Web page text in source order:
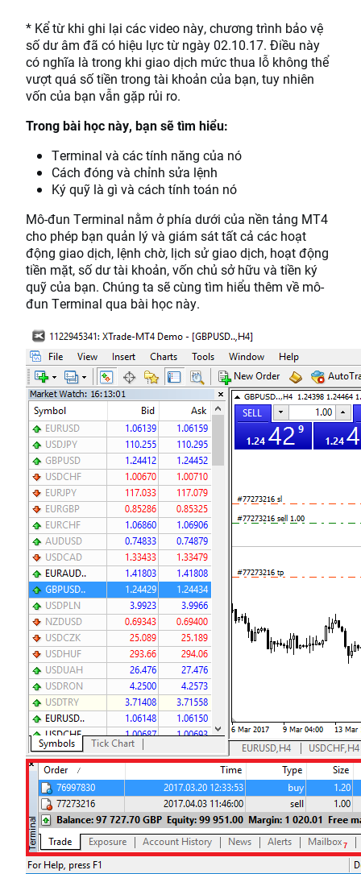
* Kể từ khi ghi lại các video này, chương trình bảo vệ
số dư âm đã có hiệu lực từ ngày 02.10.17. Điều này
có nghĩa là trong khi giao dịch mức thua lỗ không thể
vượt quá số tiền trong tài khoản của bạn, tuy nhiên
vốn của bạn vẫn gặp rủi ro.
Trong bài học này, bạn sẽ tìm hiểu:
Terminal và các tính năng của nó
Cách đóng và chỉnh sửa lệnh
Ký quỹ là gì và cách tính toán nó
Mô-đun Terminal nằm ở phía dưới của nền tảng MT4
cho phép bạn quản lý và giám sát tất cả các hoạt
động giao dịch, lệnh chờ, lịch sử giao dịch, hoạt động
tiền mặt, số dư tài khoản, vốn chủ sở hữu và tiền ký
quỹ của bạn. Chúng ta sẽ cùng tìm hiểu thêm về mô-
đun Terminal qua bài học này.